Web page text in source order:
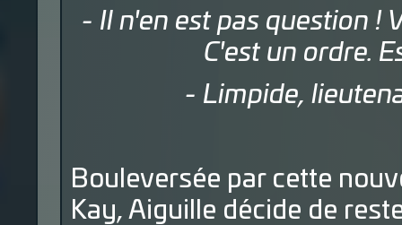
- Il n'en est pas question !
C'est un ordre.
- Limpide,
Bouleversée par cette
Kay, Aiguille décide de